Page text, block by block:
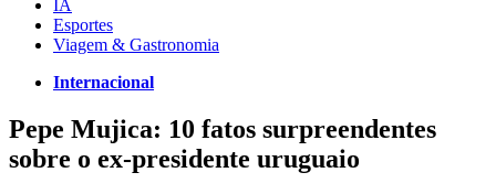
IA
Esportes
Viagem & Gastronomia
Internacional
Pepe Mujica: 10 fatos surpreendentes
sobre o ex-presidente uruguaio